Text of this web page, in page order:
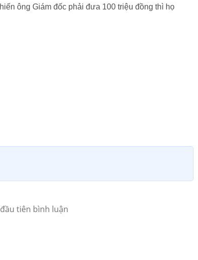
ông Giám đốc phải đưa 100 triệu đồng thì họ